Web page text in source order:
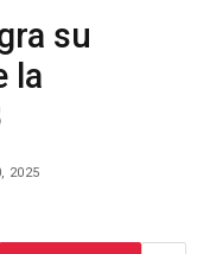
su
la
2025